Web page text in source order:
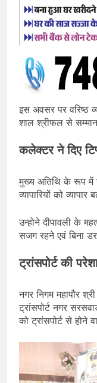
इस अवसर पर वरिष्ठ
शाल श्रीफल से
कलेक्टर ने दिए
मुख्य अतिथि के रूप में
व्यापारियों को
उन्होने दीपावली के
सजग रहने एवं बिना
ट्रांसपोर्ट की
नगर निगम महापौर
ट्रांसपोर्ट नगर
को ट्रांसपोर्ट से होने